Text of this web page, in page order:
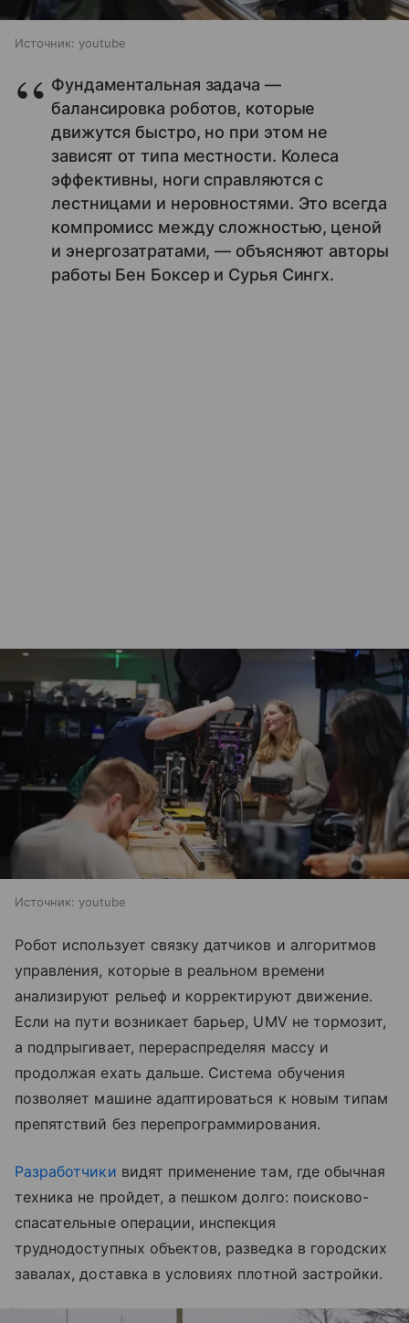
Источник: youtube
Фундаментальная задача —
балансировка роботов, которые
движутся быстро, но при этом не
зависят от типа местности. Колеса
эффективны, ноги справляются с
лестницами и неровностями. Это всегда
компромисс между сложностью, ценой
и энергозатратами, — объясняют авторы
работы Бен Боксер и Сурья Сингх.
Источник: youtube
Робот использует связку датчиков и алгоритмов
управления, которые в реальном времени
анализируют рельеф и корректируют движение.
Если на пути возникает барьер, UMV не тормозит,
а подпрыгивает, перераспределяя массу и
продолжая ехать дальше. Система обучения
позволяет машине адаптироваться к новым типам
препятствий без перепрограммирования.
Разработчики видят применение там, где обычная
техника не пройдет, а пешком долго: поисково-
спасательные операции, инспекция
труднодоступных объектов, разведка в городских
завалах, доставка в условиях плотной застройки.